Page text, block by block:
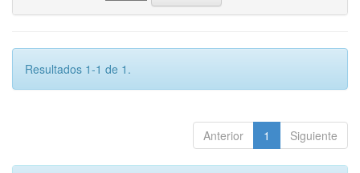
Resultados 1-1 de 1.
Anterior 1 Siguiente